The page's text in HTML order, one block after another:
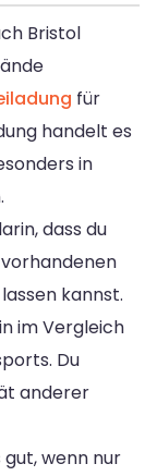
Bristol
für
handelt es
in
dass du
kannst.
im Vergleich
Du
anderer
gut, wenn nur